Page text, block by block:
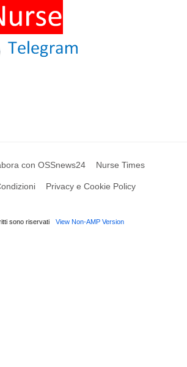
con OSSnews24 Nurse Times
Privacy e Cookie Policy
sono riservati View Non-AMP Version